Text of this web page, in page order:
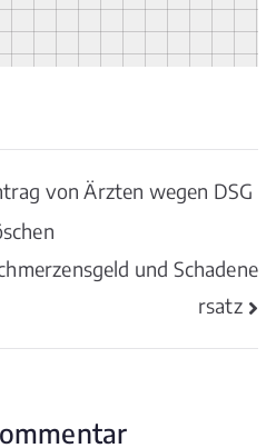
von Ärzten wegen DSG
und Schadene
rsatz